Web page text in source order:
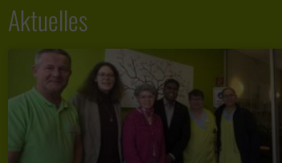
Aktuelles